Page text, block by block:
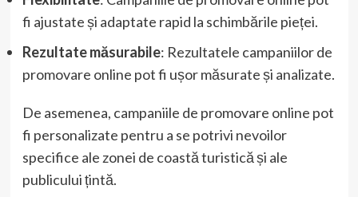
fi ajustate și adaptate rapid la schimbările pieței.
Rezultate măsurabile: Rezultatele campaniilor de
promovare online pot fi ușor măsurate și analizate.
De asemenea, campaniile de promovare online pot
fi personalizate pentru a se potrivi nevoilor
specifice ale zonei de coastă turistică și ale
publicului țintă.